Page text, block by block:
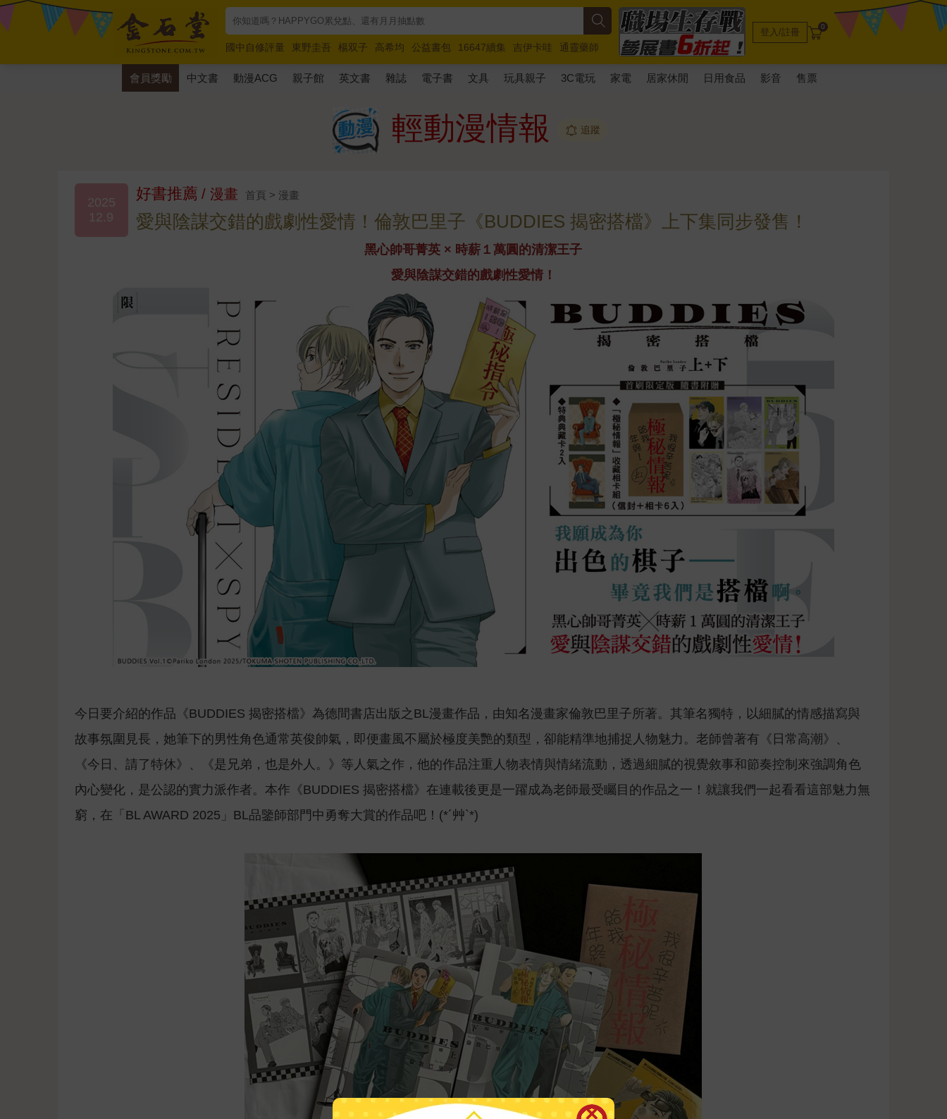
國中自修評量 東野圭吾 楊双子 高希均 公益書包 16647續集 吉伊卡哇
通靈藥師
唯紅花綻放
奧德賽 路邊攤新作 馬斯克 玩具總動員5 超慢跑
登入/註冊 0
會員獎勵 中文書 動漫ACG 親子館 英文書 雜誌 電子書 文具 玩具親子 3C電玩 家電 居家休閒 日用食品 影音 售票
輕動漫情報 追蹤
2025
12.9
好書推薦 / 漫畫 首頁 > 漫畫
愛與陰謀交錯的戲劇性愛情！倫敦巴里子《BUDDIES 揭密搭檔》上下集同步發售！
黑心帥哥菁英 × 時薪１萬圓的清潔王子
愛與陰謀交錯的戲劇性愛情！
今日要介紹的作品《BUDDIES 揭密搭檔》為德間書店出版之BL漫畫作品，由知名漫畫家倫敦巴里子所著。其筆名獨特，以細膩的情感描寫與
故事氛圍見長，她筆下的男性角色通常英俊帥氣，即便畫風不屬於極度美艷的類型，卻能精準地捕捉人物魅力。老師曾著有《日常高潮》、
《今日、請了特休》、《是兄弟，也是外人。》等人氣之作，他的作品注重人物表情與情緒流動，透過細膩的視覺敘事和節奏控制來強調角色
內心變化，是公認的實力派作者。本作《BUDDIES 揭密搭檔》在連載後更是一躍成為老師最受矚目的作品之一！就讓我們一起看看這部魅力無
窮，在「BL AWARD 2025」BL品鑒師部門中勇奪大賞的作品吧！(*´艸`*)